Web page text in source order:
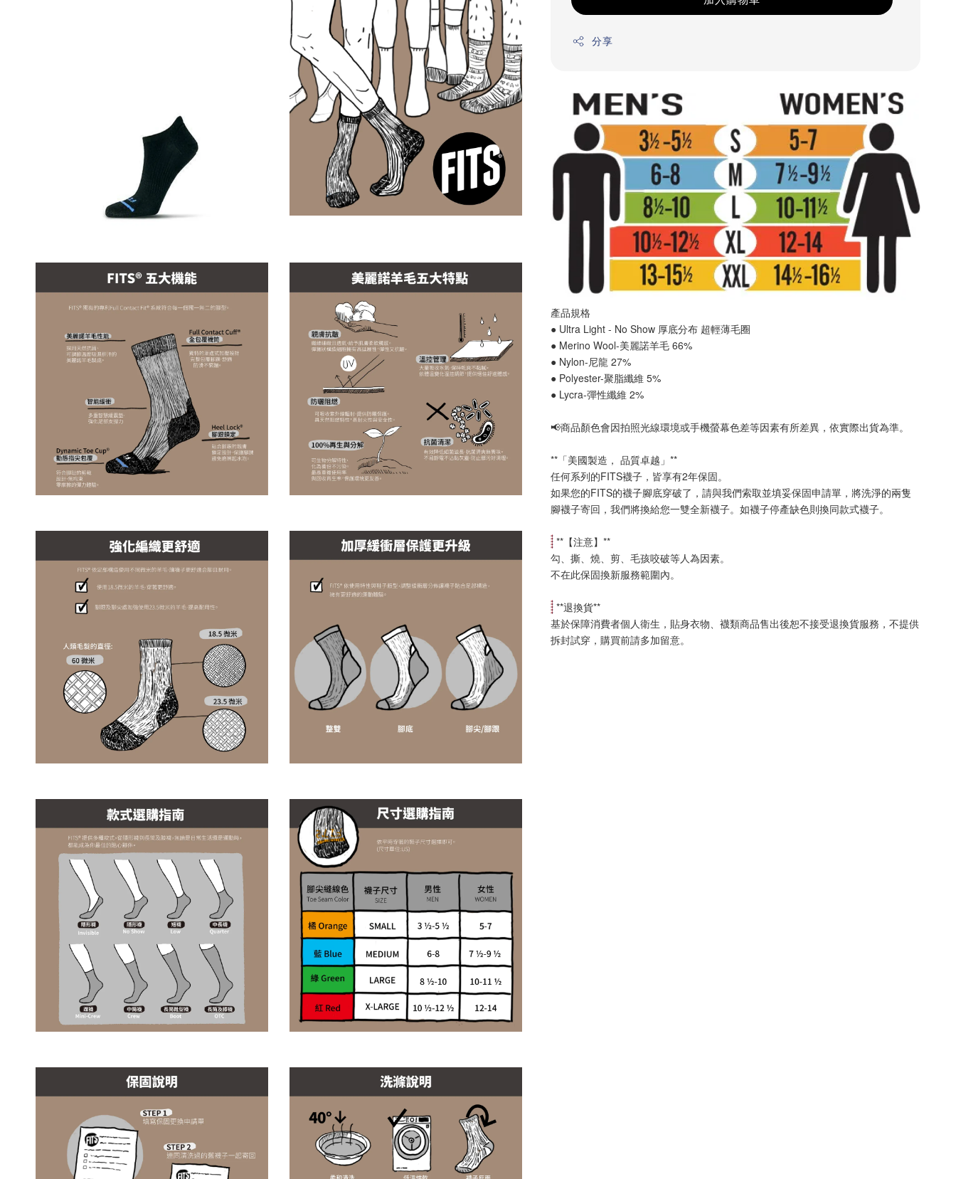
分享
產品規格
● Ultra Light - No Show 厚底分布 超輕薄毛圈
● Merino Wool-美麗諾羊毛 66%
● Nylon-尼龍 27%
● Polyester-聚脂纖維 5%
● Lycra-彈性纖維 2%
📢商品顏色會因拍照光線環境或手機螢幕色差等因素有所差異，依實際出貨為準。
**「美國製造， 品質卓越」**
任何系列的FITS襪子，皆享有2年保固。
如果您的FITS的襪子腳底穿破了，請與我們索取並填妥保固申請單，將洗淨的兩隻
腳襪子寄回，我們將換給您一雙全新襪子。如襪子停產缺色則換同款式襪子。
**【注意】**
勾、撕、燒、剪、毛孩咬破等人為因素。
不在此保固換新服務範圍內。
**退換貨**
基於保障消費者個人衛生，貼身衣物、襪類商品售出後恕不接受退換貨服務，不提供
拆封試穿，購買前請多加留意。